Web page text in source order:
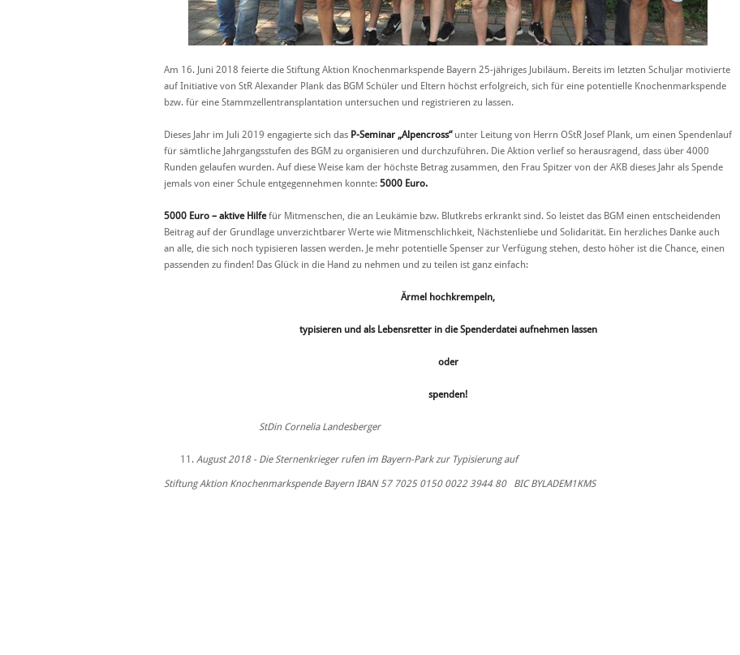
Am 16. Juni 2018 feierte die Stiftung Aktion Knochenmarkspende Bayern 25-jähriges Jubiläum. Bereits im letzten Schuljar motivierte
auf Initiative von StR Alexander Plank das BGM Schüler und Eltern höchst erfolgreich, sich für eine potentielle Knochenmarkspende
bzw. für eine Stammzellentransplantation untersuchen und registrieren zu lassen.
Dieses Jahr im Juli 2019 engagierte sich das P-Seminar „Alpencross“unter Leitung von Herrn OStR Josef Plank, um einen Spendenlauf
für sämtliche Jahrgangsstufen des BGM zu organisieren und durchzuführen. Die Aktion verlief so herausragend, dass über 4000
Runden gelaufen wurden. Auf diese Weise kam der höchste Betrag zusammen, den Frau Spitzer von der AKB dieses Jahr als Spende
jemals von einer Schule entgegennehmen konnte: 5000 Euro.
5000 Euro – aktive Hilfefür Mitmenschen, die an Leukämie bzw. Blutkrebs erkrankt sind. So leistet das BGM einen entscheidenden
Beitrag auf der Grundlage unverzichtbarer Werte wie Mitmenschlichkeit, Nächstenliebe und Solidarität. Ein herzliches Danke auch
an alle, die sich noch typisieren lassen werden. Je mehr potentielle Spenser zur Verfügung stehen, desto höher ist die Chance, einen
passenden zu finden! Das Glück in die Hand zu nehmen und zu teilen ist ganz einfach:
Ärmel hochkrempeln,
typisieren und als Lebensretter in die Spenderdatei aufnehmen lassen
oder
spenden!
StDin Cornelia Landesberger
August 2018 - Die Sternenkrieger rufen im Bayern-Park zur Typisierung auf
Stiftung Aktion Knochenmarkspende Bayern IBAN 57 7025 0150 0022 3944 80 BIC BYLADEM1KMS